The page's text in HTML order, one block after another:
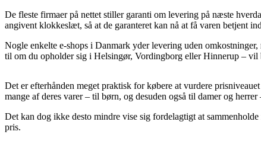
De fleste firmaer på nettet stiller garanti om levering på næste
angivent klokkeslæt, så at de garanteret kan nå at få varen betjent
Nogle enkelte e-shops i Danmark yder levering uden
til om du opholder sig i Helsingør, Vordingborg eller Hinnerup –
Det er efterhånden meget praktisk for købere at vurdere
mange af deres varer – til børn, og desuden også til damer og
Det kan dog ikke desto mindre vise sig fordelagtigt at
pris.